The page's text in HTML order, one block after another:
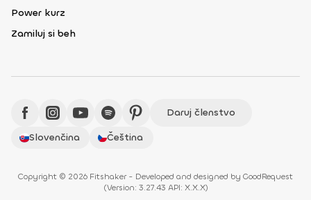
Power kurz
Zamiluj si beh
Daruj členstvo
Slovenčina
Čeština
Copyright © 2026 Fitshaker - Developed and designed by GoodRequest
(Version: 3.27.43 API: X.X.X)